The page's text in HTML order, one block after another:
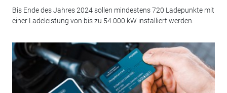
Bis Ende des Jahres 2024 sollen mindestens 720 Ladepunkte mit
einer Ladeleistung von bis zu 54.000 kW installiert werden.